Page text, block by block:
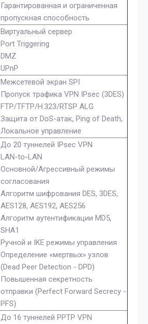
Гарантированная и ограниченная
пропускная способность
Виртуальный сервер
Port Triggering
DMZ
UPnP
Межсетевой экран SPI
Пропуск трафика VPN IPsec (3DES)
FTP/TFTP/H.323/RTSP ALG
Защита от DoS-атак, Ping of Death,
Локальное управление
До 20 туннелей IPsec VPN
LAN-to-LAN
Основной/Агрессивный режимы
согласования
Алгоритм шифрования DES, 3DES,
AES128, AES192, AES256
Алгоритм аутентификации MD5,
SHA1
Ручной и IKE режимы управления
Определение «мертвых» узлов
(Dead Peer Detection - DPD)
Повышенная секретность
отправки (Perfect Forward Secrecy -
PFS)
До 16 туннелей PPTP VPN